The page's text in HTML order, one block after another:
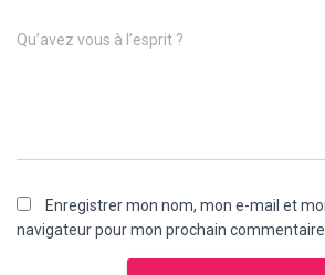
Qu’avez vous à l’esprit ?
Enregistrer mon nom, mon e-mail et
navigateur pour mon prochain